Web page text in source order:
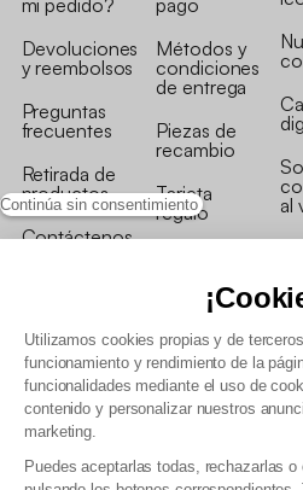
Continúa sin consentimiento
Utilizamos cookies propias y de
funcionamiento y rendimiento de la
funcionalidades mediante el uso de
contenido y personalizar nuestros
marketing.
Puedes aceptarlas todas, rechazarlas
mi pedido?
Devoluciones
y reembolsos
Preguntas
frecuentes
Retirada de
productos
Contáctenos
pago
Métodos y
condiciones
de entrega
Piezas de
recambio
Tarjeta
regalo
al
Política de gestión de datos